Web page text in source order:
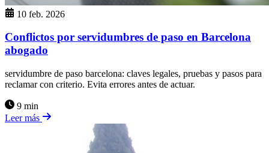
10 feb. 2026
Conflictos por servidumbres de paso en Barcelona
abogado
servidumbre de paso barcelona: claves legales, pruebas y pasos para
reclamar con criterio. Evita errores antes de actuar.
9 min
Leer más